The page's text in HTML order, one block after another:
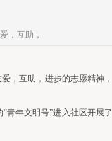
，互助，
，互助，进步的志愿精神，
“青年文明号”进入社区开展了